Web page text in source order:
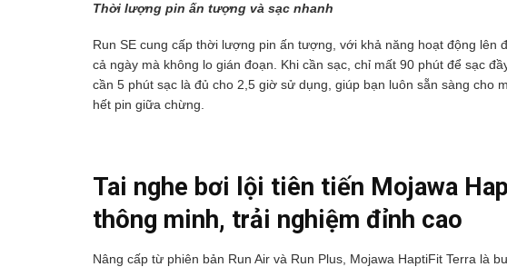
Thời lượng pin ấn tượng và sạc nhanh
Run SE cung cấp thời lượng pin ấn tượng, với khả năng hoạt động lên
cả ngày mà không lo gián đoạn. Khi cần sạc, chỉ mất 90 phút để sạc
cần 5 phút sạc là đủ cho 2,5 giờ sử dụng, giúp bạn luôn sẵn sàng cho
hết pin giữa chừng.
Tai nghe bơi lội tiên tiến Mojawa
thông minh, trải nghiệm đỉnh cao
Nâng cấp từ phiên bản Run Air và Run Plus, Mojawa HaptiFit Terra là